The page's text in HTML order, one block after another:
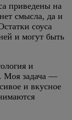
приведены на
смысла, да и
соуса
и могут быть
и
Моя задача —
и вкусное